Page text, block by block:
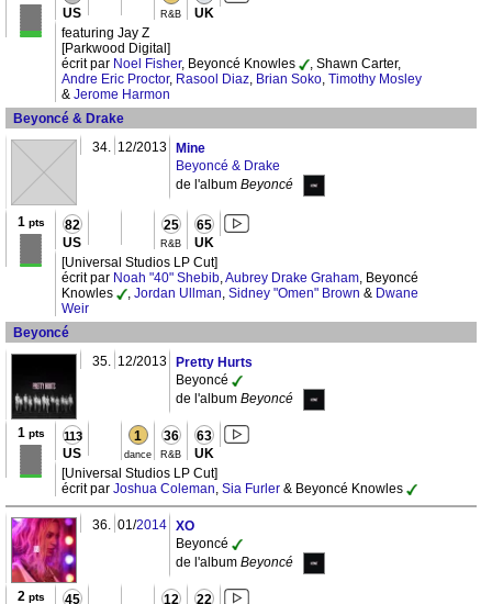
US R&B UK
featuring Jay Z
[Parkwood Digital]
écrit par Noel Fisher, Beyoncé Knowles
, Shawn Carter,
Andre Eric Proctor, Rasool Diaz, Brian Soko, Timothy Mosley
& Jerome Harmon
Beyoncé & Drake
34. 12/2013
Mine
Beyoncé & Drake
de l'album Beyoncé
1pts 82
US
25
R&B
65
UK
[Universal Studios LP Cut]
écrit par Noah "40" Shebib,Aubrey Drake Graham, Beyoncé
Knowles
, Jordan Ullman, Sidney "Omen" Brown & Dwane
Weir
Beyoncé
35. 12/2013
Pretty Hurts
Beyoncé
de l'album Beyoncé
1pts
113
US
1
dance
36
R&B
63
UK
[Universal Studios LP Cut]
écrit par Joshua Coleman, Sia Furler & Beyoncé Knowles
36. 01/2014 XO
Beyoncé
de l'album Beyoncé
2pts 45 12 22